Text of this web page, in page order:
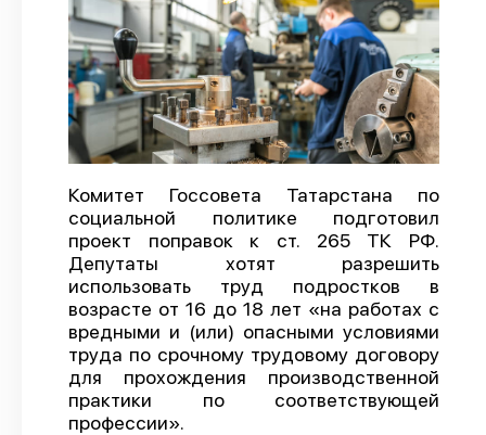
Трудовые конфликты
Отчеты
Предложить публикацию
Справочник
О проекте
Политика конфиденциальности
Комитет Госсовета Татарстана по
социальной политике подготовил
проект поправок к ст. 265 ТК РФ.
Депутаты хотят разрешить
использовать труд подростков в
возрасте от 16 до 18 лет «на работах с
вредными и (или) опасными условиями
труда по срочному трудовому договору
для прохождения производственной
практики по соответствующей
профессии».